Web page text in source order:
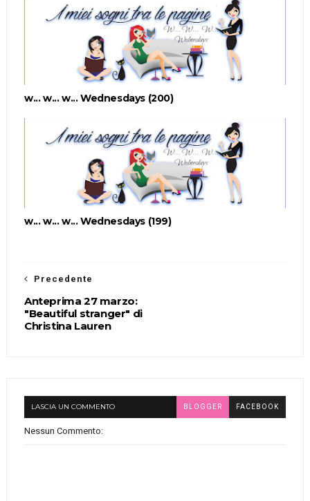
w... w... w... Wednesdays (200)
w... w... w... Wednesdays (199)
Precedente
Anteprima 27 marzo:
"Beautiful stranger" di
Christina Lauren
LASCIA UN COMMENTO BLOGGER FACEBOOK
Nessun Commento: